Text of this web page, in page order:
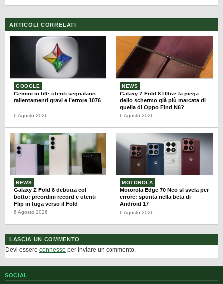
ARTICOLI CORRELATI
GOOGLE
Gemini in tilt: utenti segnalano
rallentamenti gravi e l’errore 1076
6 Agosto 2026
NEWS
Galaxy Z Fold 8 Ultra: la piega
dello schermo già più marcata di
quella di Oppo Find N6?
6 Agosto 2026
NEWS
Galaxy Z Fold 8 debutta col
botto: preordini record e utenti
Flip in fuga verso il Fold
6 Agosto 2026
MOTOROLA
Motorola Edge 70 Neo si svela per
errore: spunta nella beta di
Android 17
6 Agosto 2026
LASCIA UN COMMENTO
Devi essere connesso per inviare un commento.
SOCIAL